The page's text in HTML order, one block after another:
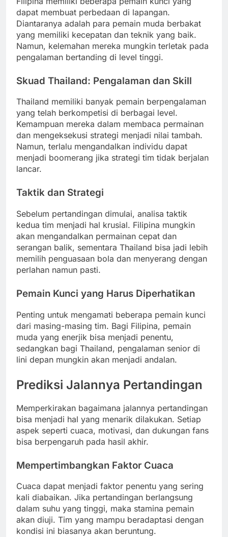
dapat membuat perbedaan di lapangan.
Diantaranya adalah para pemain muda berbakat
yang memiliki kecepatan dan teknik yang baik.
Namun, kelemahan mereka mungkin terletak pada
pengalaman bertanding di level tinggi.
Skuad Thailand: Pengalaman dan Skill
Thailand memiliki banyak pemain berpengalaman
yang telah berkompetisi di berbagai level.
Kemampuan mereka dalam membaca permainan
dan mengeksekusi strategi menjadi nilai tambah.
Namun, terlalu mengandalkan individu dapat
menjadi boomerang jika strategi tim tidak berjalan
lancar.
Taktik dan Strategi
Sebelum pertandingan dimulai, analisa taktik
kedua tim menjadi hal krusial. Filipina mungkin
akan mengandalkan permainan cepat dan
serangan balik, sementara Thailand bisa jadi lebih
memilih penguasaan bola dan menyerang dengan
perlahan namun pasti.
Pemain Kunci yang Harus Diperhatikan
Penting untuk mengamati beberapa pemain kunci
dari masing-masing tim. Bagi Filipina, pemain
muda yang enerjik bisa menjadi penentu,
sedangkan bagi Thailand, pengalaman senior di
lini depan mungkin akan menjadi andalan.
Prediksi Jalannya Pertandingan
Memperkirakan bagaimana jalannya pertandingan
bisa menjadi hal yang menarik dilakukan. Setiap
aspek seperti cuaca, motivasi, dan dukungan fans
bisa berpengaruh pada hasil akhir.
Mempertimbangkan Faktor Cuaca
Cuaca dapat menjadi faktor penentu yang sering
kali diabaikan. Jika pertandingan berlangsung
dalam suhu yang tinggi, maka stamina pemain
akan diuji. Tim yang mampu beradaptasi dengan
kondisi ini biasanya akan beruntung.